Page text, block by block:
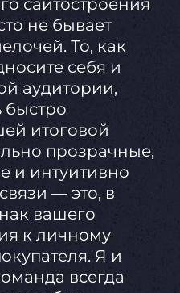
сайтостроения
не бывает
То, как
себя и
аудитории,
быстро
итоговой
прозрачные,
и интуитивно
— это, в
вашего
к личному
Я и
всегда